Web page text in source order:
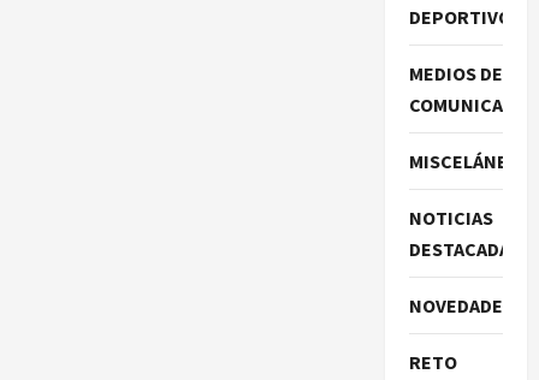
DEPORTIVOS
MEDIOS DE
MISCELÁNEA
NOTICIAS
DESTACADAS
NOVEDADES
RETO